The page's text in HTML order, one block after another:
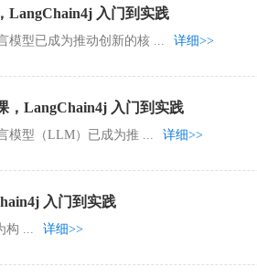
LangChain4j 入门到实践
模型已成为推动创新的核 ... 详细>>
，LangChain4j 入门到实践
模型（LLM）已成为推 ... 详细>>
入门到实践
构 ... 详细>>